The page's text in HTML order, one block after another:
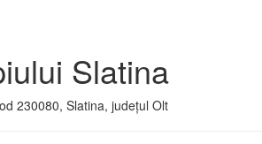
Slatina
230080, Slatina, județul Olt